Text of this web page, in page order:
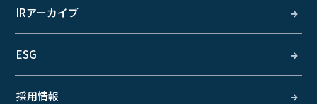
IRアーカイブ
ESG
採用情報